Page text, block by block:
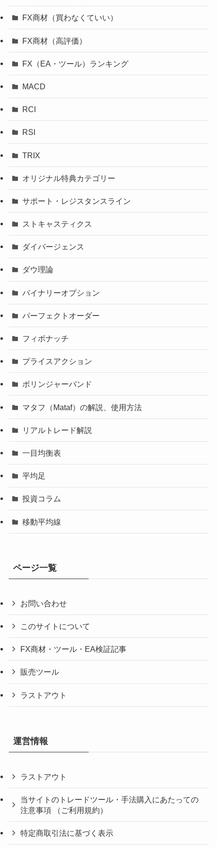
FX商材（買わなくていい）
FX商材（高評価）
FX（EA・ツール）ランキング
MACD
RCI
RSI
TRIX
オリジナル特典カテゴリー
サポート・レジスタンスライン
ストキャスティクス
ダイバージェンス
ダウ理論
バイナリーオプション
パーフェクトオーダー
フィボナッチ
プライスアクション
ボリンジャーバンド
マタフ（Mataf）の解説、使用方法
リアルトレード解説
一目均衡表
平均足
投資コラム
移動平均線
ページ一覧
お問い合わせ
このサイトについて
FX商材・ツール・EA検証記事
販売ツール
ラストアウト
運営情報
ラストアウト
当サイトのトレードツール・手法購入にあたっての
注意事項 （ご利用規約）
特定商取引法に基づく表示